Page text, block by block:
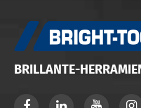
BRILLANTE-